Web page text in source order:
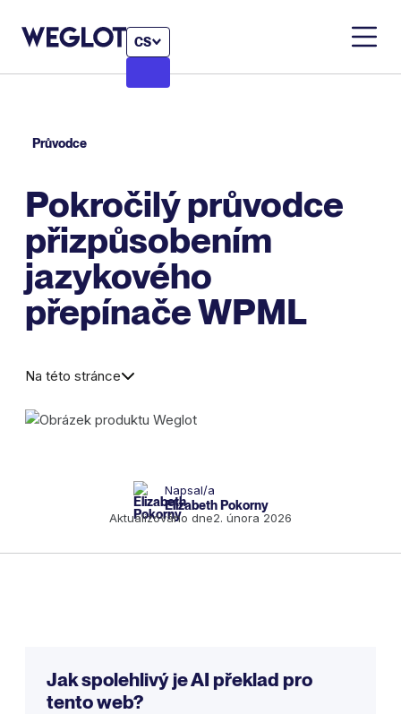
CS
Průvodce
Pokročilý průvodce
přizpůsobením
jazykového
přepínače WPML
Na této stránce
Napsal/a
Elizabeth Pokorny
Aktualizováno dne2. února 2026
Jak spolehlivý je AI překlad pro
tento web?